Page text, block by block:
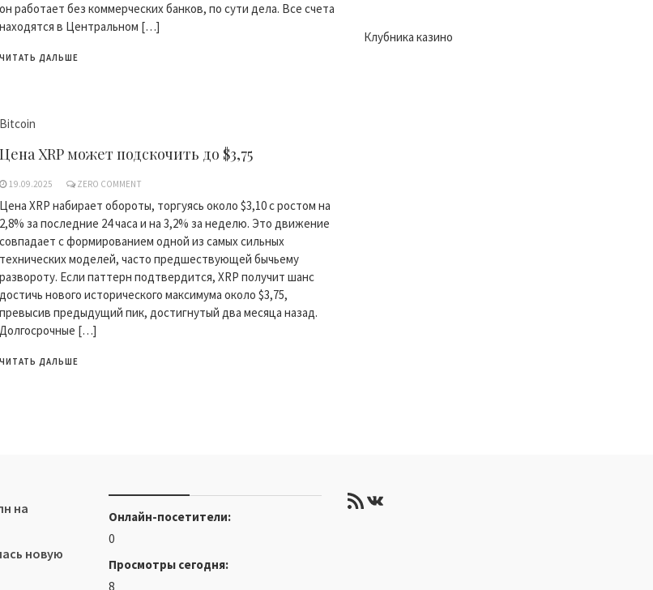
он работает без коммерческих банков, по сути дела. Все счета
находятся в Центральном […]
ЧИТАТЬ ДАЛЬШЕ
Bitcoin
Цена XRP может подскочить до $3,75
19.09.2025 ZERO COMMENT
Цена XRP набирает обороты, торгуясь около $3,10 с ростом на
2,8% за последние 24 часа и на 3,2% за неделю. Это движение
совпадает с формированием одной из самых сильных
технических моделей, часто предшествующей бычьему
развороту. Если паттерн подтвердится, XRP получит шанс
достичь нового исторического максимума около $3,75,
превысив предыдущий пик, достигнутый два месяца назад.
Долгосрочные […]
ЧИТАТЬ ДАЛЬШЕ
Клубника казино
на
новую
Онлайн-посетители:
0
Просмотры сегодня:
8
RSS-лентаВКонтакте